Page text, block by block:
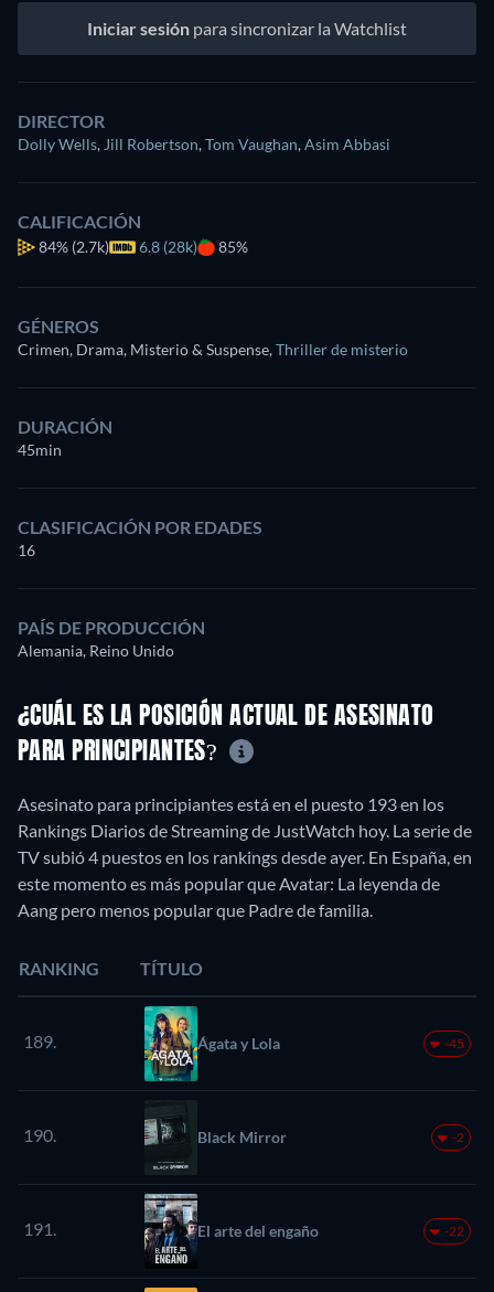
Iniciar sesión para sincronizar la Watchlist
DIRECTOR
Dolly Wells, Jill Robertson,Tom Vaughan,Asim Abbasi
CALIFICACIÓN
84% (2.7k) 6.8 (28k) 85%
GÉNEROS
Crimen, Drama, Misterio & Suspense,Thriller de misterio
DURACIÓN
45min
CLASIFICACIÓN POR EDADES
16
PAÍS DE PRODUCCIÓN
Alemania, Reino Unido
¿CUÁL ES LA POSICIÓN ACTUAL DE ASESINATO
PARA PRINCIPIANTES?
Asesinato para principiantes está en el puesto 193 en los
Rankings Diarios de Streaming de JustWatch hoy. La serie de
TV subió 4 puestos en los rankings desde ayer. En España, en
este momento es más popular que Avatar: La leyenda de
Aang pero menos popular que Padre de familia.
RANKING TÍTULO
189. Ágata y Lola -45
190. Black Mirror -2
191. El arte del engaño -22